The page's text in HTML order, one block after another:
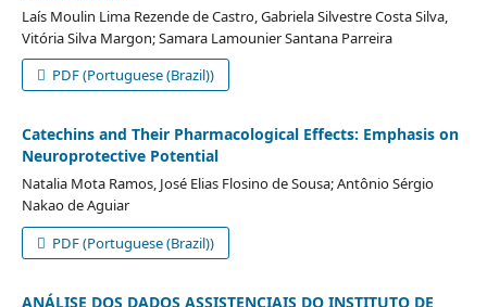
Laís Moulin Lima Rezende de Castro, Gabriela Silvestre Costa Silva,
Vitória Silva Margon; Samara Lamounier Santana Parreira
PDF (Portuguese (Brazil))
Catechins and Their Pharmacological Effects: Emphasis on
Neuroprotective Potential
Natalia Mota Ramos, José Elias Flosino de Sousa; Antônio Sérgio
Nakao de Aguiar
PDF (Portuguese (Brazil))
ANÁLISE DOS DADOS ASSISTENCIAIS DO INSTITUTO DE